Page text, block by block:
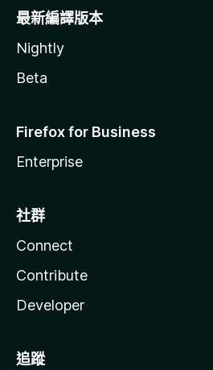
最新編譯版本
Nightly
Beta
Firefox for Business
Enterprise
社群
Connect
Contribute
Developer
追蹤